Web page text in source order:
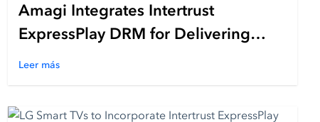
Amagi Integrates Intertrust
ExpressPlay DRM for Delivering
Premium Content to FAST Service
Leer más